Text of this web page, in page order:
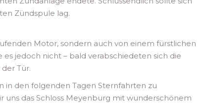
Zündspule lag.
Motor, sondern auch von einem fürstlichen
jedoch nicht – bald verabschiedeten sich die
Tür.
in den folgenden Tagen Sternfahrten zu
das Schloss Meyenburg mit wunderschönem